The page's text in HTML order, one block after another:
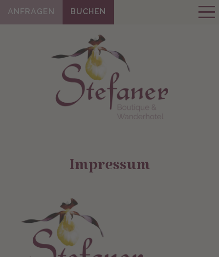
ANFRAGEN BUCHEN
Impressum